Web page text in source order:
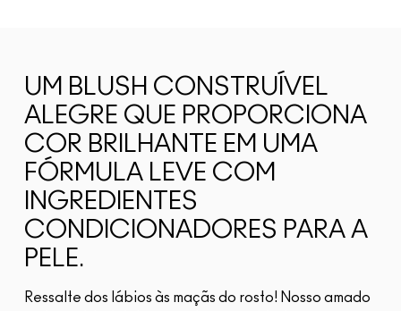
UM BLUSH CONSTRUÍVEL
ALEGRE QUE PROPORCIONA
COR BRILHANTE EM UMA
FÓRMULA LEVE COM
INGREDIENTES
CONDICIONADORES PARA A
PELE.
Ressalte dos lábios às maçãs do rosto! Nosso amado